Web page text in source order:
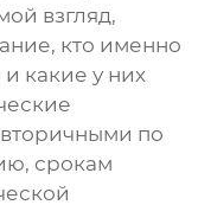
взгляд,
кто именно
и какие у них
по
срокам